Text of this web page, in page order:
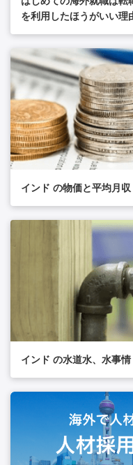
を利用したほうがいい理
インド の物価と平均月収
インド の水道水、水事情